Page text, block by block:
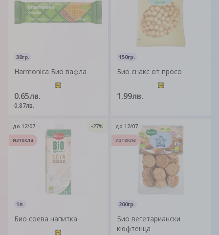
30гр.
Harmonica Био вафла
0.65лв.
0.87лв.
150гр.
Био снакс от просо
1.99лв.
1л.
Био соева напитка
до 12/07
-27%
изтекла
200гр.
Био вегетариански
кюфтенца
до 12/07
изтекла